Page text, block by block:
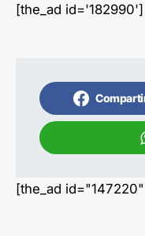
[the_ad id='182990']
[the_ad